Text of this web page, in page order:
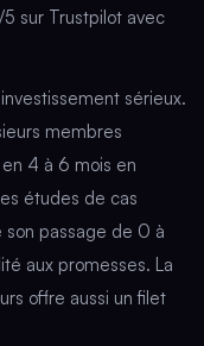
sur Trustpilot avec
sérieux.
membres
4 à 6 mois en
études de cas
son passage de 0 à
aux promesses. La
offre aussi un filet